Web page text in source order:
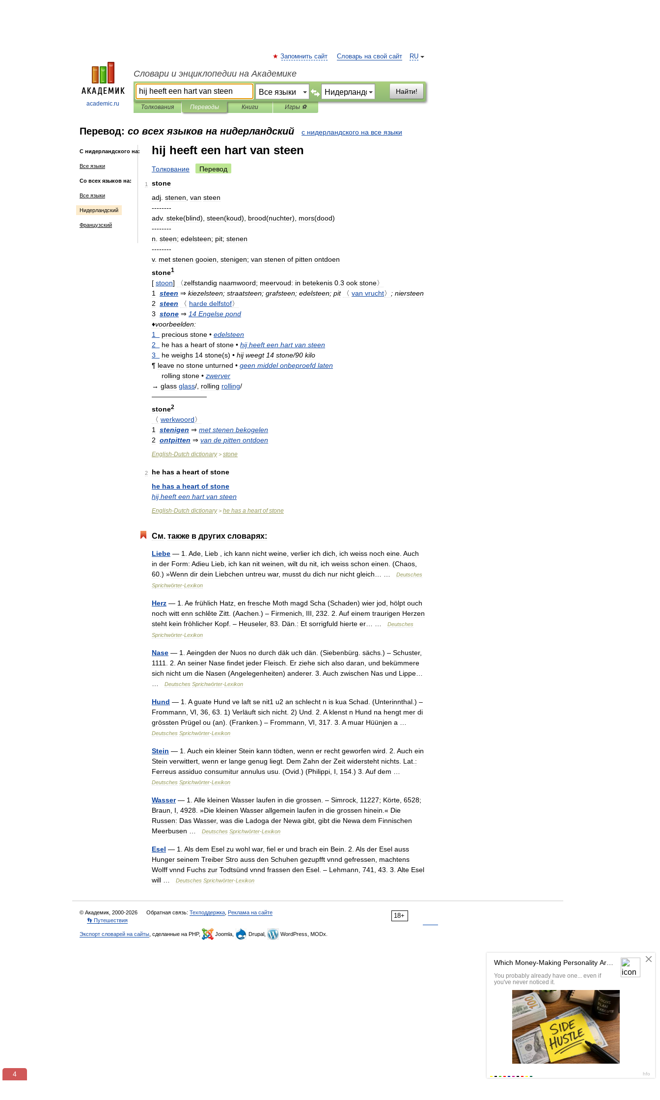
academic.ru
RU
Запомнить сайт Словарь на свой сайт
Словари и энциклопедии на Академике
Найти!
Толкования Переводы Книги Игры ⚽
Перевод: со всех языков на нидерландский с нидерландского на все языки
С нидерландского на:
Все языки
Со всех языков на:
Все языки
Нидерландский
Французский
hij heeft een hart van steen
Толкование Перевод
1
stone
adj stenen van steen
--------
adv. steke(blind), steen(koud), brood(nuchter), mors(dood)
--------
n steen; edelsteen; pit; stenen
--------
v. met stenen gooien stenigen; van stenen of pitten ontdoen
stone1
[ stoon] 〈zelfstandig naamwoord; meervoud: in betekenis 0 3 ook stone〉
1
steen ⇒ kiezelsteen; straatsteen; grafsteen; edelsteen; pit 〈 van vrucht〉 ; niersteen
2 steen 〈 harde delfstof〉
3 stone ⇒ 14 Engelse pond
♦voorbeelden:
1
precious stone • edelsteen
2
he has a heart of stone • hij heeft een hart van steen
3
he weighs 14 stone(s) • hij weegt 14 stone/90 kilo
¶ leave no stone unturned • geen middel onbeproefd laten
rolling stone • zwerver
→ glass glass/, rolling rolling/
————————
stone2
〈 werkwoord〉
1 stenigen ⇒ met stenen bekogelen
2 ontpitten ⇒ van de pitten ontdoen
English-Dutch dictionary> stone
2 he has a heart of stone
he has a heart of stone
hij heeft een hart van steen
English-Dutch dictionary> he has a heart of stone
См. также в других словарях:
Liebe — 1. Ade, Lieb , ich kann nicht weine, verlier ich dich, ich weiss noch eine. Auch
in der Form: Adieu Lieb, ich kan nit weinen, wilt du nit, ich weiss schon einen. (Chaos,
60.) »Wenn dir dein Liebchen untreu war, musst du dich nur nicht gleich… …
Deutsches
Sprichwörter-Lexikon
Herz — 1. Ae frühlich Hatz, en fresche Moth magd Scha (Schaden) wier jod, hölpt ouch
noch witt enn schlête Zitt. (Aachen.) – Firmenich, III, 232. 2. Auf einem traurigen Herzen
steht kein fröhlicher Kopf. – Heuseler, 83. Dän.: Et sorrigfuld hierte er… …
Deutsches
Sprichwörter-Lexikon
Nase — 1. Aeingden der Nuos no durch däk uch dän. (Siebenbürg. sächs.) – Schuster,
1111. 2. An seiner Nase findet jeder Fleisch. Er ziehe sich also daran, und bekümmere
sich nicht um die Nasen (Angelegenheiten) anderer. 3. Auch zwischen Nas und Lippe…
…
Deutsches Sprichwörter-Lexikon
Hund — 1. A guate Hund ve laft se nit1 u2 an schlecht n is kua Schad. (Unterinnthal.) –
Frommann, VI, 36, 63. 1) Verläuft sich nicht. 2) Und. 2. A klenst n Hund na hengt mer di
grössten Prügel ou (an). (Franken.) – Frommann, VI, 317. 3. A muar Hüünjen a …
Deutsches Sprichwörter-Lexikon
Stein — 1. Auch ein kleiner Stein kann tödten, wenn er recht geworfen wird. 2. Auch ein
Stein verwittert, wenn er lange genug liegt. Dem Zahn der Zeit widersteht nichts. Lat.:
Ferreus assiduo consumitur annulus usu. (Ovid.) (Philippi, I, 154.) 3. Auf dem …
Deutsches Sprichwörter-Lexikon
Wasser— 1. Alle kleinen Wasser laufen in die grossen. – Simrock, 11227; Körte, 6528;
Braun, I, 4928. »Die kleinen Wasser allgemein laufen in die grossen hinein.« Die
Russen: Das Wasser, was die Ladoga der Newa gibt, gibt die Newa dem Finnischen
Meerbusen … Deutsches Sprichwörter-Lexikon
Esel — 1. Als dem Esel zu wohl war, fiel er und brach ein Bein. 2. Als der Esel auss
Hunger seinem Treiber Stro auss den Schuhen gezupfft vnnd gefressen, machtens
Wolff vnnd Fuchs zur Todtsünd vnnd frassen den Esel. – Lehmann, 741, 43. 3. Alte Esel
will … Deutsches Sprichwörter-Lexikon
18+
© Академик, 2000-2026 Обратная связь: Техподдержка
Реклама на сайте
👣 Путешествия
Экспорт словарей на сайты , сделанные на PHP, Joomla, Drupal, WordPress, MODx.
3